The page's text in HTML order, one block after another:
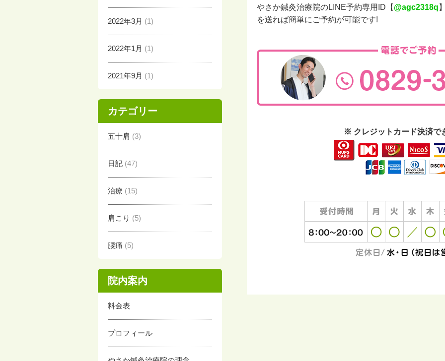
やさか鍼灸治療院のLINE予約専用ID【 @agc2318q
を送れば簡単にご予約が可能です!
※ クレジットカード決済で
2022年3月 (1)
2022年1月 (1)
2021年9月 (1)
カテゴリー
五十肩 (3)
日記 (47)
治療 (15)
肩こり (5)
腰痛 (5)
院内案内
料金表
プロフィール